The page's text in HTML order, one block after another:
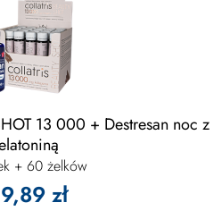
13 000 + Destresan noc z
+ 60 żelków
zł